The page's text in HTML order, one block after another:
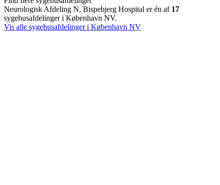
Neurologisk Afdeling N, Bispebjerg Hospital er én af 17
sygehusafdelinger i København NV.
Vis alle sygehusafdelinger i København NV